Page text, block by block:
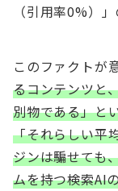
（引用率0%）」
このファクトが
るコンテンツと
別物である」と
「それらしい平
ジンは騙せても
ムを持つ検索AI